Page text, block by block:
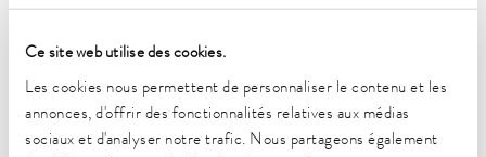
Ce site web utilise des cookies.
Les cookies nous permettent de personnaliser le contenu et les
annonces, d'offrir des fonctionnalités relatives aux médias
sociaux et d'analyser notre trafic. Nous partageons également
(selon DIN 12876)
Plage de température de fonctionnement